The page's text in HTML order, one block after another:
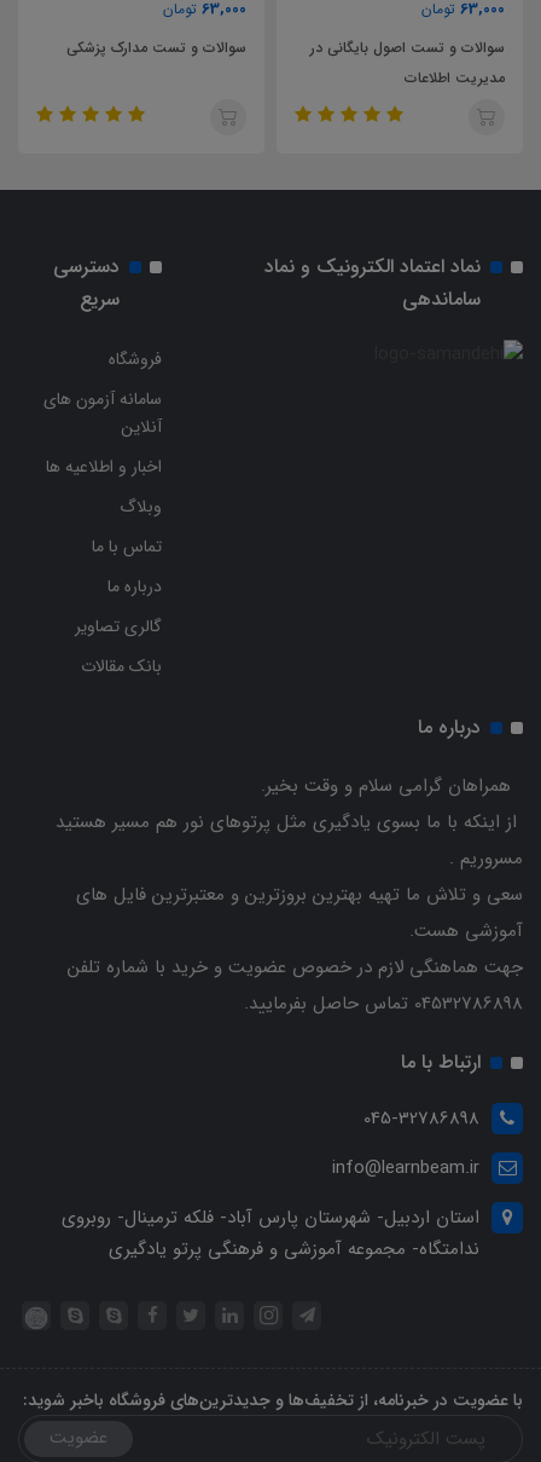
بایگانی در
سوالات و تست مدارک پزشکی
سوالات و تست کلیات
نماد اعتماد الکترونیک و نماد
ساماندهی
دسترسی
سریع
فروشگاه
سامانه آزمون های
آنلاین
اخبار و اطلاعیه ها
وبلاگ
تماس با ما
درباره ما
گالری تصاویر
بانک مقالات
درباره ما
همراهان گرامی سلام و وقت بخیر.
از اینکه با ما بسوی یادگیری مثل پرتوهای نور هم مسیر هستید
مسروریم .
سعی و تلاش ما تهیه بهترین بروزترین و معتبرترین فایل های
آموزشی هست.
جهت هماهنگی لازم در خصوص عضویت و خرید با شماره تلفن
04532786898 تماس حاصل بفرمایید.
ارتباط با ما
045-32786898
info@learnbeam.ir
استان اردبیل- شهرستان پارس آباد- فلکه ترمینال- روبروی
ندامتگاه- مجموعه آموزشی و فرهنگی پرتو یادگیری
با عضویت در خبرنامه، از تخفیف‌ها و جدیدترین‌های فروشگاه باخبر شوید:
عضویت